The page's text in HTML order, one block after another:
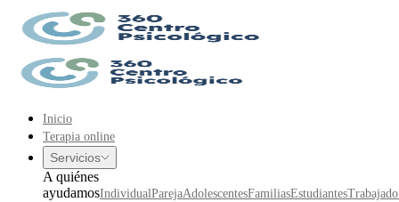
Inicio
Terapia online
Servicios
A quiénes
ayudamosIndividualParejaAdolescentesFamiliasEstudiantes